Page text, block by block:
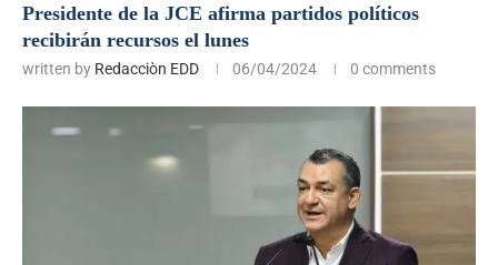
Presidente de la JCE afirma partidos políticos
recibirán recursos el lunes
written by Redacciòn EDD 06/04/2024 0 comments